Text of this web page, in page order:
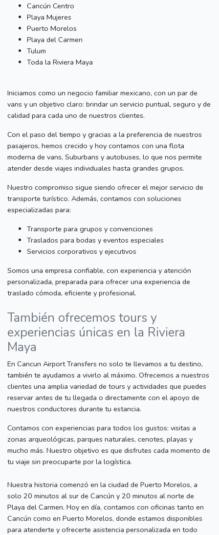
Cancún Centro
Playa Mujeres
Puerto Morelos
Playa del Carmen
Tulum
Toda la Riviera Maya
Iniciamos como un negocio familiar mexicano, con un par de
vans y un objetivo claro: brindar un servicio puntual, seguro y de
calidad para cada uno de nuestros clientes.
Con el paso del tiempo y gracias a la preferencia de nuestros
pasajeros, hemos crecido y hoy contamos con una flota
moderna de vans, Suburbans y autobuses, lo que nos permite
atender desde viajes individuales hasta grandes grupos.
Nuestro compromiso sigue siendo ofrecer el mejor servicio de
transporte turístico. Además, contamos con soluciones
especializadas para:
Transporte para grupos y convenciones
Traslados para bodas y eventos especiales
Servicios corporativos y ejecutivos
Somos una empresa confiable, con experiencia y atención
personalizada, preparada para ofrecer una experiencia de
traslado cómoda, eficiente y profesional.
También ofrecemos tours y
experiencias únicas en la Riviera
Maya
En Cancun Airport Transfers no solo te llevamos a tu destino,
también te ayudamos a vivirlo al máximo. Ofrecemos a nuestros
clientes una amplia variedad de tours y actividades que puedes
reservar antes de tu llegada o directamente con el apoyo de
nuestros conductores durante tu estancia.
Contamos con experiencias para todos los gustos: visitas a
zonas arqueológicas, parques naturales, cenotes, playas y
mucho más. Nuestro objetivo es que disfrutes cada momento de
tu viaje sin preocuparte por la logística.
Nuestra historia comenzó en la ciudad de Puerto Morelos, a
solo 20 minutos al sur de Cancún y 20 minutos al norte de
Playa del Carmen. Hoy en día, contamos con oficinas tanto en
Cancún como en Puerto Morelos, donde estamos disponibles
para atenderte y ofrecerte asistencia personalizada en todo